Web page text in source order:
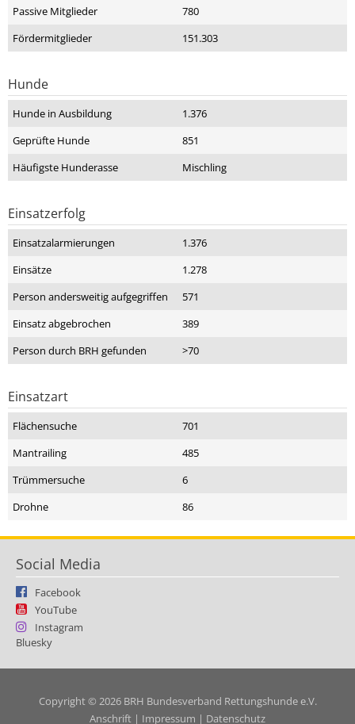
Passive Mitglieder
780
Fördermitglieder
151.303
Hunde
Hunde in Ausbildung
1.376
Geprüfte Hunde
851
Häufigste Hunderasse
Mischling
Einsatzerfolg
Einsatzalarmierungen
1.376
Einsätze
1.278
Person andersweitig aufgegriffen
571
Einsatz abgebrochen
389
Person durch BRH gefunden
>70
Einsatzart
Flächensuche
701
Mantrailing
485
Trümmersuche
6
Drohne
86
Social Media
Facebook
YouTube
Instagram
Bluesky
Copyright © 2026 BRH Bundesverband Rettungshunde e.V.
Anschrift | Impressum | Datenschutz